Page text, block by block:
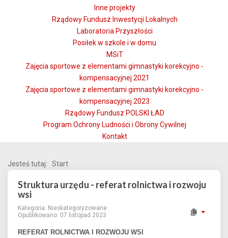
Inne projekty
Rządowy Fundusz Inwestycji Lokalnych
Laboratoria Przyszłości
Posiłek w szkole i w domu
MSiT
Zajęcia sportowe z elementami gimnastyki korekcyjno -
kompensacyjnej 2021
Zajęcia sportowe z elementami gimnastyki korekcyjno -
kompensacyjnej 2023
Rządowy Fundusz POLSKI ŁAD
Program Ochrony Ludności i Obrony Cywilnej
Kontakt
Jesteś tutaj: Start
Struktura urzędu - referat rolnictwa i rozwoju
wsi
Kategoria: Nieskategoryzowane
Opublikowano: 07 listopad 2023
REFERAT ROLNICTWA I ROZWOJU WSI